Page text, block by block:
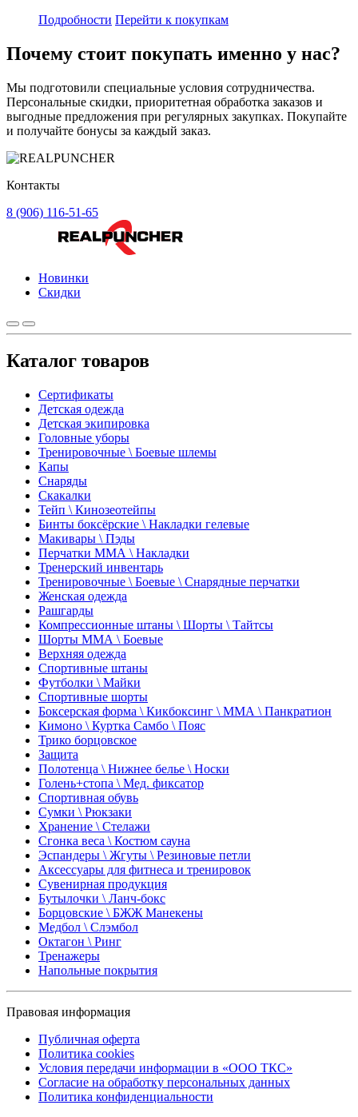
Подробности Перейти к покупкам
Почему стоит покупать именно у нас?
Мы подготовили специальные условия сотрудничества.
Персональные скидки, приоритетная обработка заказов и
выгодные предложения при регулярных закупках. Покупайте
и получайте бонусы за каждый заказ.
Контакты
8 (906) 116-51-65
Новинки
Скидки
Каталог товаров
Сертификаты
Детская одежда
Детская экипировка
Головные уборы
Тренировочные \ Боевые шлемы
Капы
Снаряды
Скакалки
Тейп \ Кинозеотейпы
Бинты боксёрские \ Накладки гелевые
Макивары \ Пэды
Перчатки ММА \ Накладки
Тренерский инвентарь
Тренировочные \ Боевые \ Снарядные перчатки
Женская одежда
Рашгарды
Компрессионные штаны \ Шорты \ Тайтсы
Шорты ММА \ Боевые
Верхняя одежда
Спортивные штаны
Футболки \ Майки
Спортивные шорты
Боксерская форма \ Кикбоксинг \ ММА \ Панкратион
Кимоно \ Куртка Самбо \ Пояс
Трико борцовское
Защита
Полотенца \ Нижнее белье \ Носки
Голень+стопа \ Мед. фиксатор
Спортивная обувь
Сумки \ Рюкзаки
Хранение \ Стелажи
Сгонка веса \ Костюм сауна
Эспандеры \ Жгуты \ Резиновые петли
Аксессуары для фитнеса и тренировок
Сувенирная продукция
Бутылочки \ Ланч-бокс
Борцовские \ БЖЖ Манекены
Медбол \ Слэмбол
Октагон \ Ринг
Тренажеры
Напольные покрытия
Правовая информация
Публичная оферта
Политика cookies
Условия передачи информации в «ООО ТКС»
Согласие на обработку персональных данных
Политика конфиденциальности